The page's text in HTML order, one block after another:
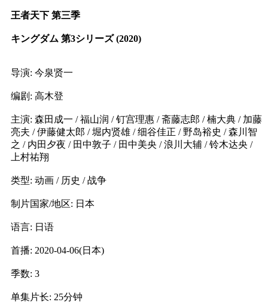
王者天下 第三季
キングダム 第3シリーズ (2020)
导演: 今泉贤一
编剧: 高木登
主演: 森田成一 / 福山润 / 钉宫理惠 / 斋藤志郎 / 楠大典 / 加藤
亮夫 / 伊藤健太郎 / 堀内贤雄 / 细谷佳正 / 野岛裕史 / 森川智
之 / 内田夕夜 / 田中敦子 / 田中美央 / 浪川大辅 / 铃木达央 /
上村祐翔
类型: 动画 / 历史 / 战争
制片国家/地区: 日本
语言: 日语
首播: 2020-04-06(日本)
季数: 3
单集片长: 25分钟